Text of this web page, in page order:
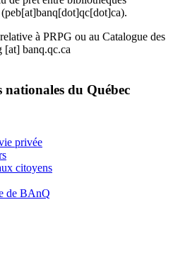
(peb[at]banq[dot]qc[dot]ca).
à PRPG ou au Catalogue des
[at] banq.qc.ca
du Québec
privée
citoyens
de BAnQ